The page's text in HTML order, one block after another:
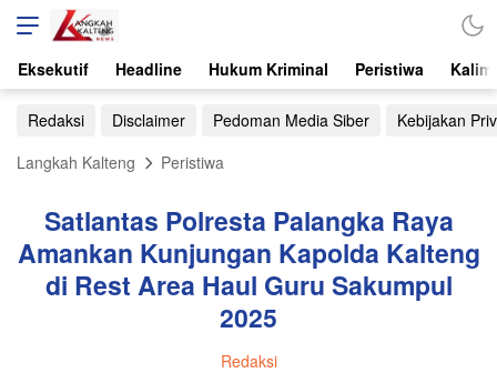
Eksekutif Headline Hukum Kriminal Peristiwa
Redaksi Disclaimer Pedoman Media Siber
Kebijakan
Langkah Kalteng
Peristiwa
Satlantas Polresta Palangka Raya
Amankan Kunjungan Kapolda Kalteng
di Rest Area Haul Guru Sakumpul
2025
Redaksi